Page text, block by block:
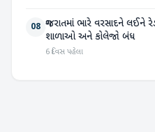
08 ગુજરાતમાં ભારે વરસાદને લઈને
શાળાઓ અને કોલેજો બંધ
6 દિવસ પહેલા